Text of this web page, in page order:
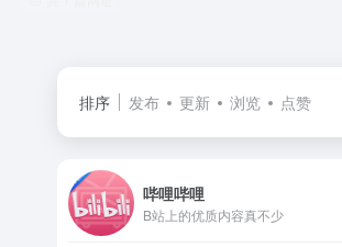
排序 发布 更新 浏览 点赞
哔哩哔哩
B站上的优质内容真不少